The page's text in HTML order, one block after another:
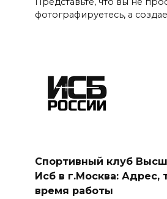
фотографируетесь, а
Спортивный клуб
Исб в г.Москва: Адрес,
время работы